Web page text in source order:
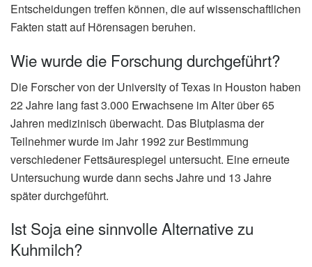
Entscheidungen treffen können, die auf wissenschaftlichen
Fakten statt auf Hörensagen beruhen.
Wie wurde die Forschung durchgeführt?
Die Forscher von der University of Texas in Houston haben
22 Jahre lang fast 3.000 Erwachsene im Alter über 65
Jahren medizinisch überwacht. Das Blutplasma der
Teilnehmer wurde im Jahr 1992 zur Bestimmung
verschiedener Fettsäurespiegel untersucht. Eine erneute
Untersuchung wurde dann sechs Jahre und 13 Jahre
später durchgeführt.
Ist Soja eine sinnvolle Alternative zu
Kuhmilch?